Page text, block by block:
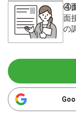
④
面
の